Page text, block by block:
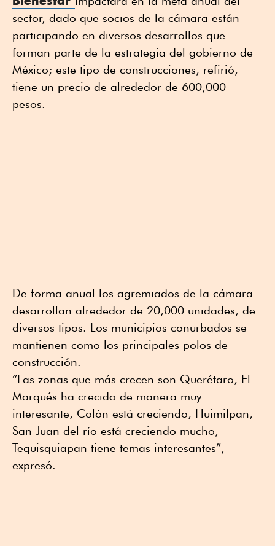
sector, dado que socios de la cámara están
participando en diversos desarrollos que
forman parte de la estrategia del gobierno de
México; este tipo de construcciones, refirió,
tiene un precio de alrededor de 600,000
pesos.
De forma anual los agremiados de la cámara
desarrollan alrededor de 20,000 unidades, de
diversos tipos. Los municipios conurbados se
mantienen como los principales polos de
construcción.
“Las zonas que más crecen son Querétaro, El
Marqués ha crecido de manera muy
interesante, Colón está creciendo, Huimilpan,
San Juan del río está creciendo mucho,
Tequisquiapan tiene temas interesantes”,
expresó.